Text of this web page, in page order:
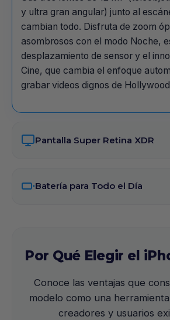
y ultra gran angular) junto al
cambian todo. Disfruta de zoom
asombrosos con el modo Noche,
desplazamiento de sensor y el
Cine, que cambia el enfoque
grabar videos dignos de
Pantalla Super Retina XDR
Batería para Todo el Día
Por Qué Elegir el
Conoce las ventajas que
modelo como una
creadores y usuarios